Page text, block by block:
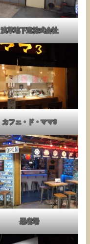
浅草地下道株式会社
カフェ・ド・ママ3
忍者場